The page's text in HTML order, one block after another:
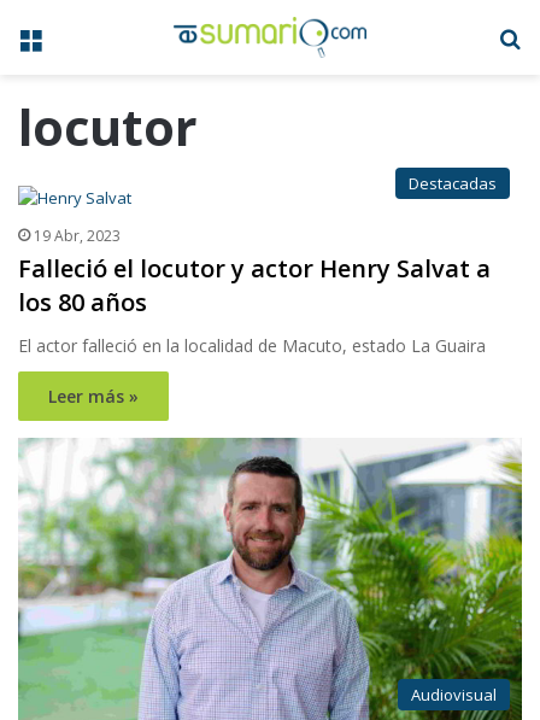
Menú
locutor
Destacadas
19 Abr, 2023
Falleció el locutor y actor Henry Salvat a
los 80 años
El actor falleció en la localidad de Macuto, estado La Guaira
Leer más »
Audiovisual